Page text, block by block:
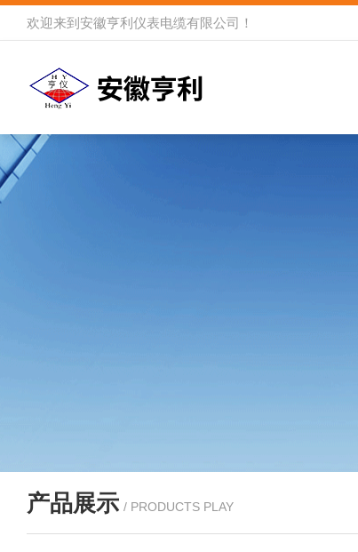
欢迎来到 安徽亨利仪表电缆有限公司 ！
产品展示 / PRODUCTS PLAY